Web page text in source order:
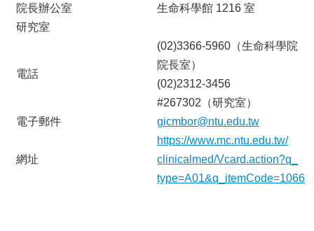
會
議
記
捐
區
院長辦公室
生命科學館 1216 室
研究室
電話
(02)3366-5960（生命科學院
院長室）
(02)2312-3456
#267302（研究室）
電子郵件
gicmbor@ntu.edu.tw
網址
https://www.mc.ntu.edu.tw/
clinicalmed/Vcard.action?q_
type=A01&q_itemCode=1066